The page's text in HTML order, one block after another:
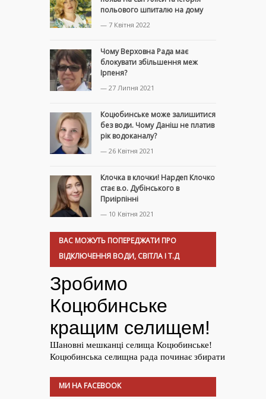
польового шпиталю на дому
— 7 Квітня 2022
Чому Верховна Рада має
блокувати збільшення меж
Ірпеня?
— 27 Липня 2021
Коцюбинське може залишитися
без води. Чому Даніш не платив
рік водоканалу?
— 26 Квітня 2021
Клочка в клочки! Нардеп Клочко
стає в.о. Дубінського в
Приірпінні
— 10 Квітня 2021
ВАС МОЖУТЬ ПОПЕРЕДЖАТИ ПРО
ВІДКЛЮЧЕННЯ ВОДИ, СВІТЛА І Т.Д
МИ НА FACEBOOK